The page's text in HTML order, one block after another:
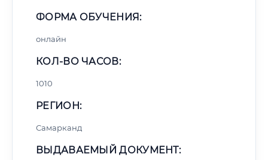
ФОРМА ОБУЧЕНИЯ:
онлайн
КОЛ-ВО ЧАСОВ:
1010
РЕГИОН:
Самарканд
ВЫДАВАЕМЫЙ ДОКУМЕНТ: